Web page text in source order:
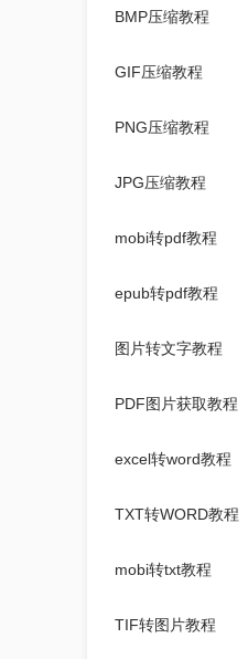
BMP压缩教程
GIF压缩教程
PNG压缩教程
JPG压缩教程
mobi转pdf教程
epub转pdf教程
图片转文字教程
PDF图片获取教程
excel转word教程
TXT转WORD教程
mobi转txt教程
TIF转图片教程